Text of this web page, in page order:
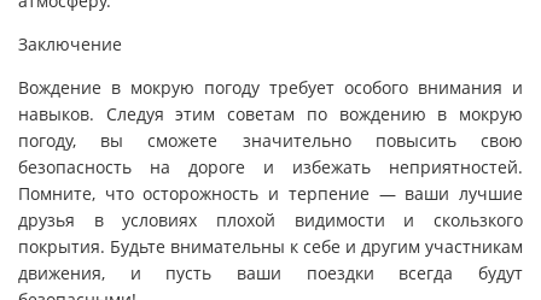
Заключение
Вождение в мокрую погоду требует особого внимания и
навыков. Следуя этим советам по вождению в мокрую
погоду, вы сможете значительно повысить свою
безопасность на дороге и избежать неприятностей.
Помните, что осторожность и терпение — ваши лучшие
друзья в условиях плохой видимости и скользкого
покрытия. Будьте внимательны к себе и другим участникам
движения, и пусть ваши поездки всегда будут